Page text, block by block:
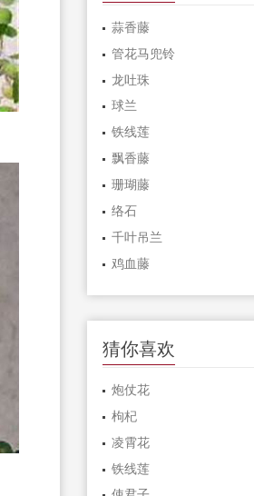
蒜香藤
管花马兜铃
龙吐珠
球兰
铁线莲
飘香藤
珊瑚藤
络石
千叶吊兰
鸡血藤
猜你喜欢
炮仗花
枸杞
凌霄花
铁线莲